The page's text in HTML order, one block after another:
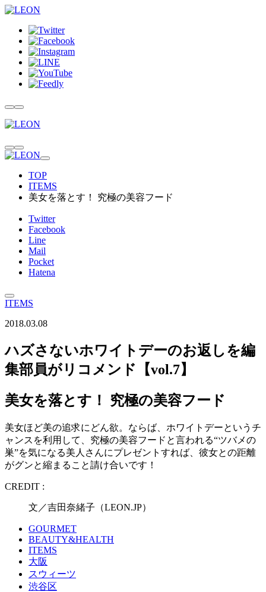
TOP
ITEMS
美女を落とす！ 究極の美容フード
Twitter
Facebook
Line
Mail
Pocket
Hatena
ITEMS
2018.03.08
ハズさないホワイトデーのお返しを編
集部員がリコメンド【vol.7】
美女を落とす！ 究極の美容フード
美女ほど美の追求にどん欲。ならば、ホワイトデーというチ
ャンスを利用して、究極の美容フードと言われる“ツバメの
巣”を気になる美人さんにプレゼントすれば、彼女との距離
がグンと縮まること請け合いです！
CREDIT :
文／吉田奈緒子（LEON.JP）
GOURMET
BEAUTY&HEALTH
ITEMS
大阪
スウィーツ
渋谷区